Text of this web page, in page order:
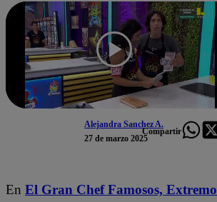
Alejandra Sanchez A.
27 de marzo 2025
Compartir
En El Gran Chef Famosos, Extremo